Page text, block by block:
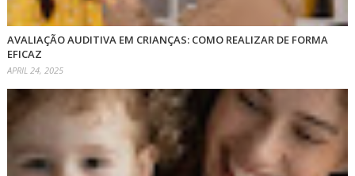
AVALIAÇÃO AUDITIVA EM CRIANÇAS: COMO REALIZAR DE FORMA
EFICAZ
APRIL 24, 2025